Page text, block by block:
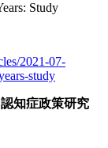
Study
2021-07-
study
知症政策研究